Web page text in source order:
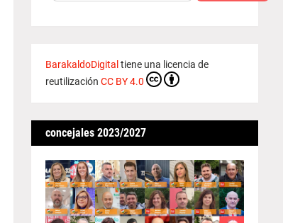
BarakaldoDigital tiene una licencia de
reutilización CC BY 4.0
concejales 2023/2027